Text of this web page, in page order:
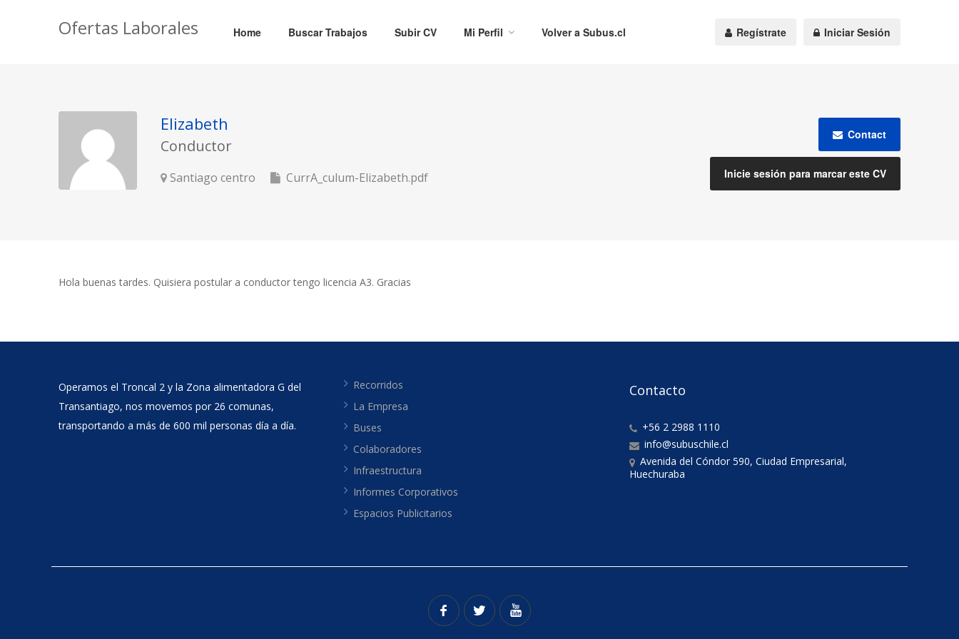
Ofertas Laborales Home Buscar Trabajos Subir CV Mi Perfil Volver a Subus.cl Regístrate Iniciar Sesión
Elizabeth
Conductor
Santiago centro CurrA_culum-Elizabeth.pdf
Contact
Inicie sesión para marcar este CV
Hola buenas tardes. Quisiera postular a conductor tengo licencia A3. Gracias
Operamos el Troncal 2 y la Zona alimentadora G del
Transantiago, nos movemos por 26 comunas,
transportando a más de 600 mil personas día a día.
Recorridos
La Empresa
Buses
Colaboradores
Infraestructura
Informes Corporativos
Espacios Publicitarios
Contacto
+56 2 2988 1110
info@subuschile.cl
Avenida del Cóndor 590, Ciudad Empresarial,
Huechuraba